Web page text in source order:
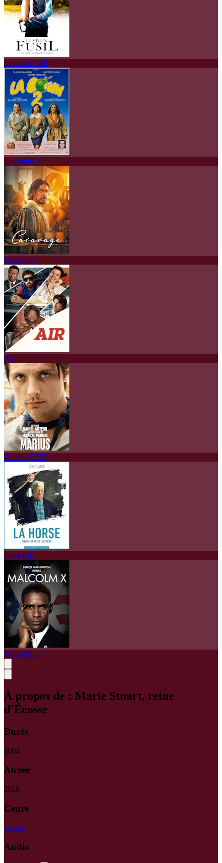
Le vieux fusil
La Boum 2
Caravage
Air
Marius (2013)
La Horse
Malcolm X
À propos de : Marie Stuart, reine
d'Écosse
Durée
2h04
Année
2018
Genre
Drame
Audio